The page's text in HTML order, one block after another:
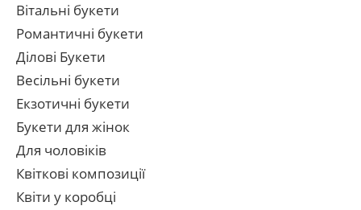
Вітальні букети
Романтичні букети
Ділові Букети
Весільні букети
Екзотичні букети
Букети для жінок
Для чоловіків
Квіткові композиції
Квіти у коробці